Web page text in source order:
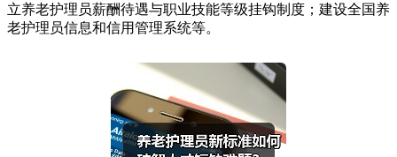
立养老护理员薪酬待遇与职业技能等级挂钩制度；建设全国养
老护理员信息和信用管理系统等。